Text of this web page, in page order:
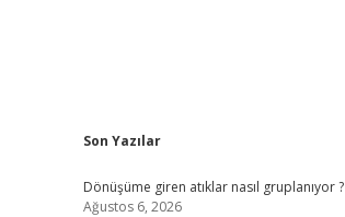
Sidebar
Son Yazılar
Dönüşüme giren atıklar nasıl gruplanıyor ?
Ağustos 6, 2026